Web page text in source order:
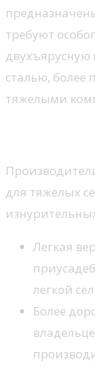
требуют
двухъярусную
сталью,
тяжелыми
для тяжелых
Легкая
легкой
Более